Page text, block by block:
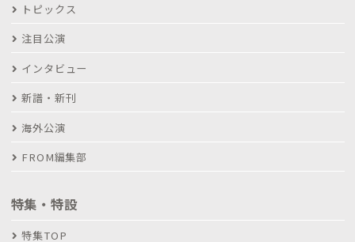
トピックス
注目公演
インタビュー
新譜・新刊
海外公演
FROM編集部
特集・特設
特集TOP